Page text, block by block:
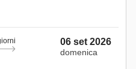
06 set 2026
domenica